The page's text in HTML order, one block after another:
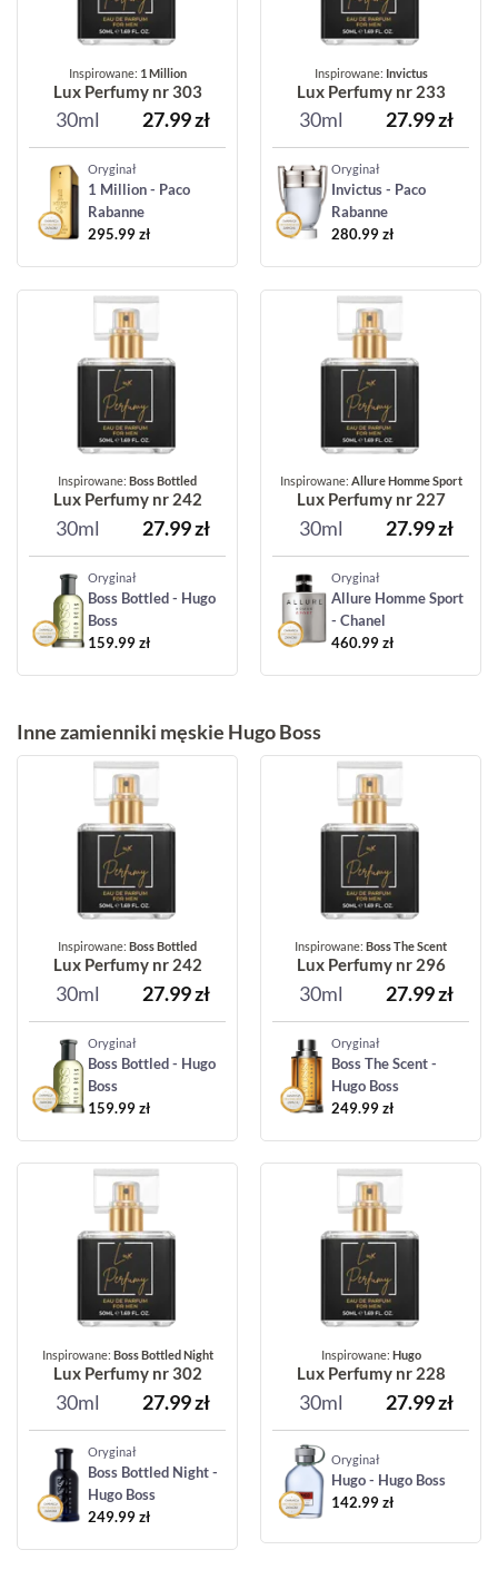
Inspirowane: 1 Million
Lux Perfumy nr 303
30ml 27.99zł
Oryginał
1 Million - Paco
Rabanne
295.99zł
Inspirowane: Invictus
Lux Perfumy nr 233
30ml 27.99zł
Oryginał
Invictus - Paco
Rabanne
280.99zł
Inspirowane: Boss Bottled
Lux Perfumy nr 242
30ml 27.99zł
Oryginał
Boss Bottled - Hugo
Boss
159.99zł
Inspirowane: Allure Homme Sport
Lux Perfumy nr 227
30ml 27.99zł
Oryginał
Allure Homme Sport
- Chanel
460.99zł
Inne zamienniki męskie Hugo Boss
Inspirowane: Boss Bottled
Lux Perfumy nr 242
30ml 27.99zł
Oryginał
Boss Bottled - Hugo
Boss
159.99zł
Inspirowane: Boss The Scent
Lux Perfumy nr 296
30ml 27.99zł
Oryginał
Boss The Scent -
Hugo Boss
249.99zł
Inspirowane: Boss Bottled Night
Lux Perfumy nr 302
30ml 27.99zł
Oryginał
Boss Bottled Night -
Hugo Boss
249.99zł
Inspirowane: Hugo
Lux Perfumy nr 228
30ml 27.99zł
Oryginał
Hugo - Hugo Boss
142.99zł